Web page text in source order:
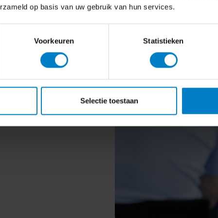
op basis van uw gebruik van hun services.
Voorkeuren Statistieken
Selectie toestaan
prettig
Bekijk onze tarieven